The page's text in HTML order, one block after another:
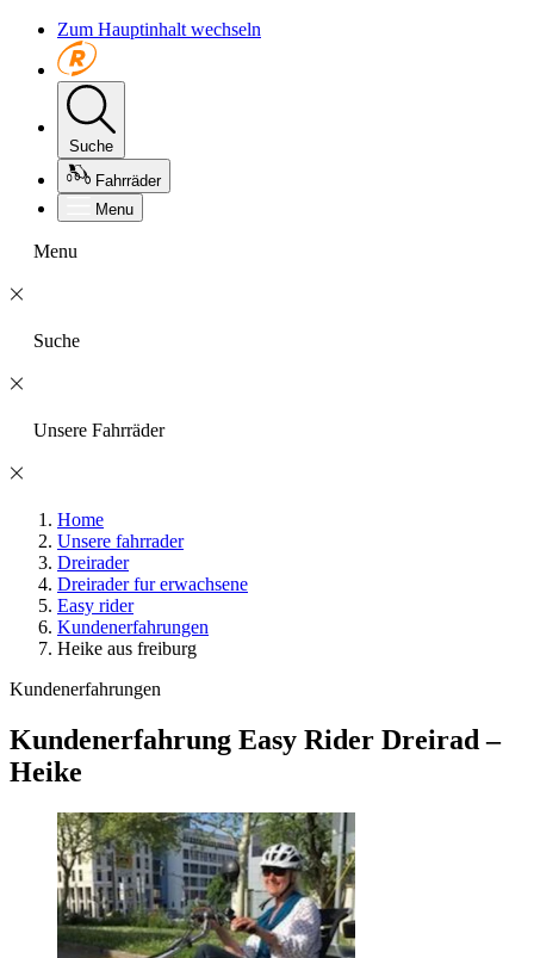
Zum Hauptinhalt wechseln
Suche
Fahrräder
Menu
Menu
Suche
Unsere Fahrräder
Home
Unsere fahrrader
Dreirader
Dreirader fur erwachsene
Easy rider
Kundenerfahrungen
Heike aus freiburg
Kundenerfahrungen
Kundenerfahrung Easy Rider Dreirad –
Heike